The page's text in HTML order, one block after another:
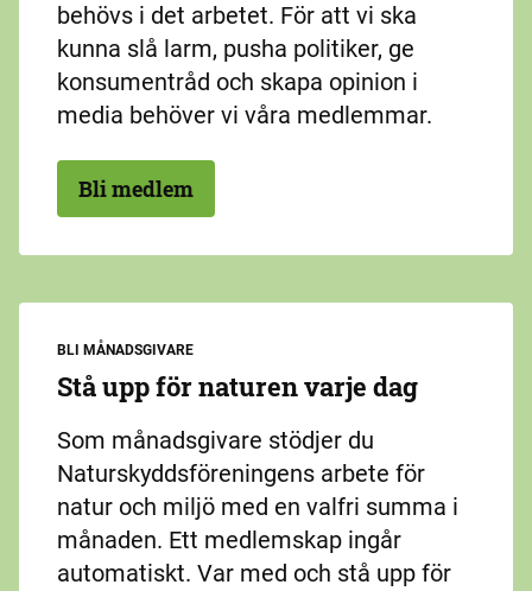
behövs i det arbetet. För att vi ska
kunna slå larm, pusha politiker, ge
konsumentråd och skapa opinion i
media behöver vi våra medlemmar.
Bli medlem
BLI MÅNADSGIVARE
Stå upp för naturen varje dag
Som månadsgivare stödjer du
Naturskyddsföreningens arbete för
natur och miljö med en valfri summa i
månaden. Ett medlemskap ingår
automatiskt. Var med och stå upp för